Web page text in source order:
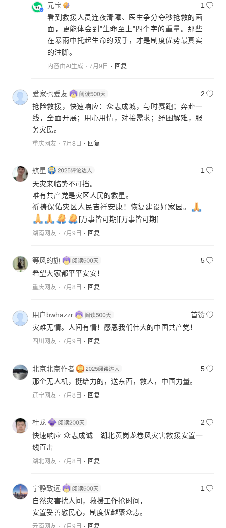
元宝
1
看到救援人员连夜清障、医生争分夺秒抢救的画
面，更能体会到"生命至上"四个字的重量。那些
在暴雨中托起生命的双手，才是制度优势最真实
的注脚。
内容由AI生成 7月9日 回复
爱家也爱友
2
抢险救援，快速响应：众志成城，与时赛跑；奔赴一
线，全面开展；用心用情，对接需求；纾困解难，服
务灾民。
重庆网友 7月8日 回复
航星
1
天灾来临势不可挡。
唯有共产党是灾区人民的救星。
祈祷保佑灾区人民吉祥安康！恢复建设好家园。
[万事皆可期][万事皆可期]
湖南网友 7月9日 回复
等风的旗
5
希望大家都平平安安！
重庆网友 7月8日 回复
用户bwhazzr
首赞
灾难无情。人间有情！感恩我们伟大的中国共产党！
四川网友 7月9日 回复
北京北京作者
5
那个无人机，挺给力的，送东西，救人，中国力量。
辽宁网友 7月8日 回复
杜龙
2
快速响应 众志成诚—湖北黄岗龙卷风灾害救援安置一
线直击
湖北网友 7月8日 回复
宁静致远
1
自然灾害扰人间，救援工作抢时间，
安置妥善慰民心，制度优越聚众志。